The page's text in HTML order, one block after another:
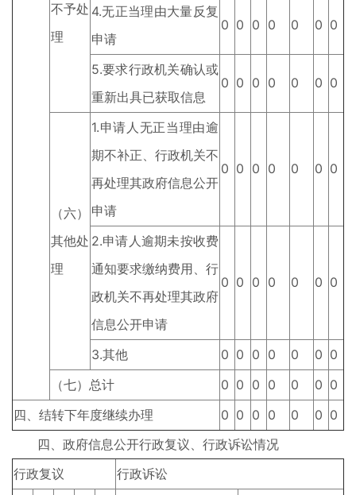
不予处
理
4.无正当理由大量反复
申请
0 0 0 0 0 0 0
5.要求行政机关确认或
重新出具已获取信息
0 0 0 0 0 0 0
（六）
其他处
理
1.申请人无正当理由逾
期不补正、行政机关不
再处理其政府信息公开
申请
0 0 0 0 0 0 0
2.申请人逾期未按收费
通知要求缴纳费用、行
政机关不再处理其政府
信息公开申请
0 0 0 0 0 0 0
3.其他 0 0 0 0 0 0 0
（七）总计
0 0 0 0 0 0 0
四、结转下年度继续办理
0 0 0 0 0 0 0
四、政府信息公开行政复议、行政诉讼情况
行政复议
行政诉讼